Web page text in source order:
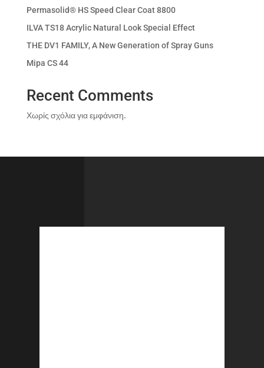
Permasolid® HS Speed Clear Coat 8800
ILVA TS18 Acrylic Natural Look Special Effect
THE DV1 FAMILY, A New Generation of Spray Guns
Mipa CS 44
Recent Comments
Χωρίς σχόλια για εμφάνιση.